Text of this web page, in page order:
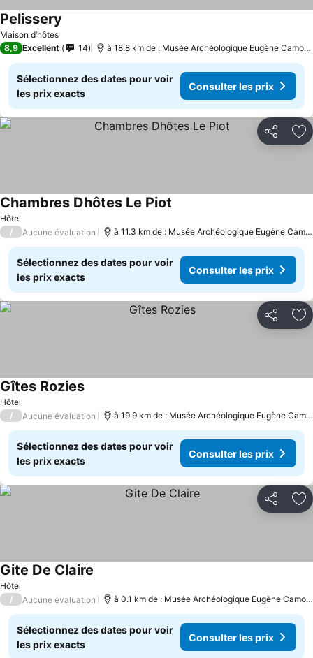
Maison d’hôtes
Pelissery
8,9 Excellent 14 à 18.8 km de : Musée Archéologique Eugène
Sélectionnez des dates pour voir
les prix exacts
Consulter les prix
Partager
Hôtel
Chambres Dhôtes Le Piot
/ Aucune évaluation à 11.3 km de : Musée Archéologique Eugène
Sélectionnez des dates pour voir
les prix exacts
Consulter les prix
Partager
Hôtel
Gîtes RoziesConsulter les prix
/ Aucune évaluation à 19.9 km de : Musée Archéologique Eugène
Sélectionnez des dates pour voir
les prix exacts
Consulter les prix
Partager
Hôtel
Gite De Claire
/ Aucune évaluation à 0.1 km de : Musée Archéologique Eugène
Sélectionnez des dates pour voir
les prix exacts
Consulter les prix